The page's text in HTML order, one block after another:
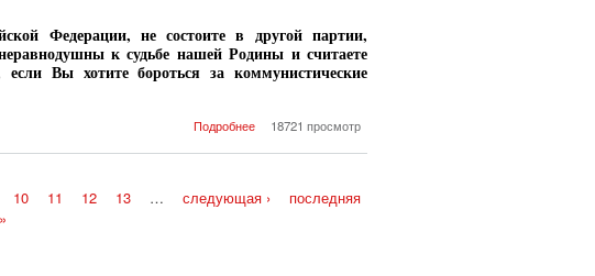
Федерации, не состоите в другой партии,
к судьбе нашей Родины и считаете
Вы хотите бороться за коммунистические
Подробнеео Как вступить в КПРФ
18721 просмотр
10 11 12 13 … следующая ›
последняя
»